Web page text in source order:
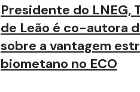
Presidente do LNEG,
de Leão é co-autora
sobre a vantagem
biometano no ECO